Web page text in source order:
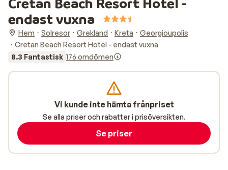
endast vuxna
Hem Solresor Grekland Kreta
Georgioupolis
Cretan Beach Resort Hotel - endast vuxna
8.3 Fantastisk 176 omdömen
Vi kunde inte hämta frånpriset
Se alla priser och rabatter i prisöversikten.
Se priser